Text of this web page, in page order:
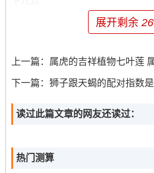
心态.在利用灵签前、我们有需要
目标 在同时还要调整好自己的心
看2.专注祷告与沉浸内心：在利用
同渴望。
展开剩余26
上一篇： 属虎的吉祥植物七叶莲
下一篇： 狮子跟天蝎的配对指数
读过此篇文章的网友还读过：
热门测算